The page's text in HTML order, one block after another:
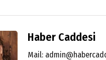
Haber Caddesi
Mail: